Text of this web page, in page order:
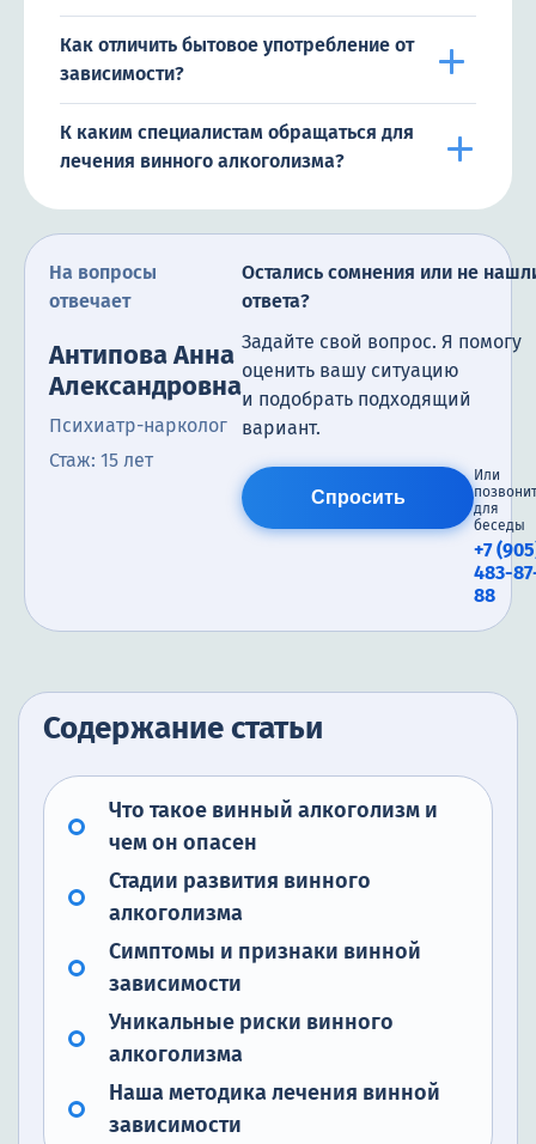
Как отличить бытовое употребление от
зависимости?
К каким специалистам обращаться для
лечения винного алкоголизма?
На вопросы
отвечает
Антипова Анна
Александровна
Психиатр-нарколог
Стаж: 15 лет
Остались сомнения или не
ответа?
Задайте свой вопрос. Я помогу
оценить вашу ситуацию
и подобрать подходящий
вариант.
Спросить
Или
для
беседы
+7
483-
88
Содержание статьи
Что такое винный алкоголизм и
чем он опасен
Стадии развития винного
алкоголизма
Симптомы и признаки винной
зависимости
Уникальные риски винного
алкоголизма
Наша методика лечения винной
зависимости